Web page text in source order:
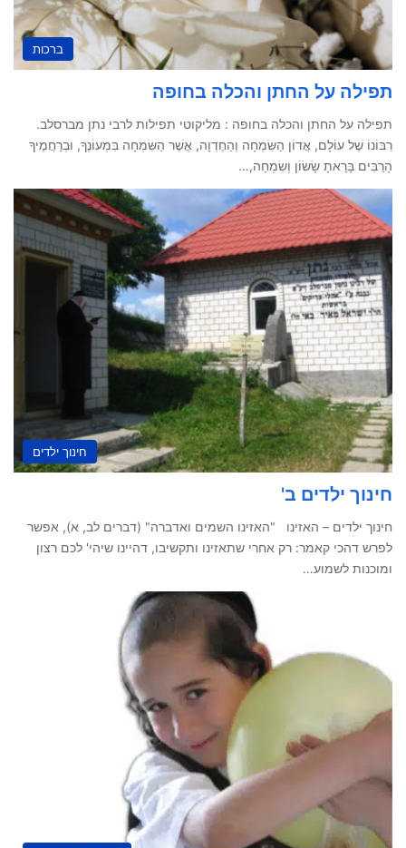
ברכות
תפילה על החתן והכלה בחופה
תפילה על החתן והכלה בחופה : מליקוטי תפילות לרבי נתן מברסלב.
רִבּוֹנוֹ שֶׁל עוֹלָם, אֲדוֹן הַשִּׂמְחָה וְהַחֶדְוָה, אֲשֶׁר הַשִּׂמְחָה בִּמְעוֹנֶךָ, וּבְרַחֲמֶיךָ
הָרַבִּים בָּרָאתָ שָׂשׂוֹן וְשִׂמְחָה,…
חינוך ילדים
חינוך ילדים ב'
חינוך ילדים – האזינו "האזינו השמים ואדברה" (דברים לב, א), אפשר
לפרש דהכי קאמר: רק אחרי שתאזינו ותקשיבו, דהיינו שיהי' לכם רצון
ומוכנות לשמוע…